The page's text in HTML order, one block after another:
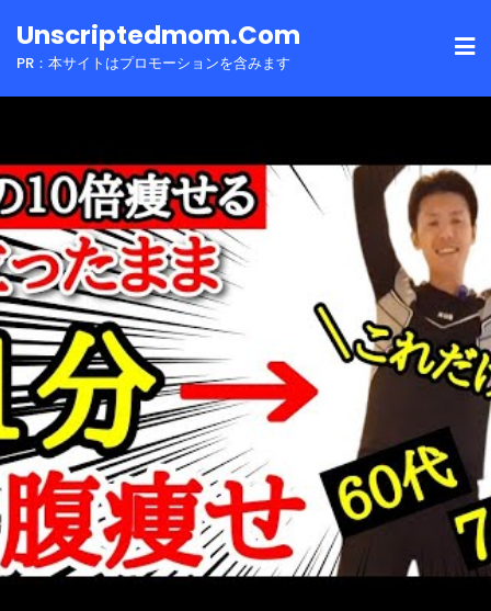
toUnscriptedmom.com
PR：本サイトはプロモーションを含みます